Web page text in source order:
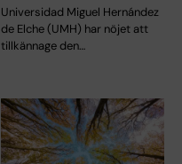
Universidad Miguel Hernández
de Elche (UMH) har nöjet att
tillkännage den…